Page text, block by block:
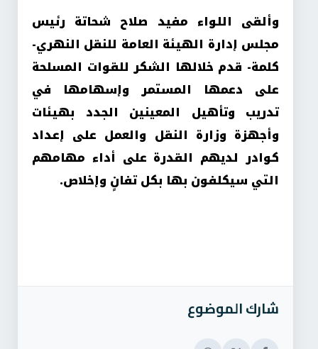
وألقى اللواء مفيد صلاح شحاتة رئيس
مجلس إدارة الهيئة العامة للنقل النهري-
كلمة- قدم خلالها الشكر للقوات المسلحة
على دعمها المستمر وإسهامها في
تدريب وتأهيل المعينين الجدد بهيئات
وأجهزة وزارة النقل والعمل على إعداد
كوادر لديهم القدرة على أداء مهامهم
التي سيكلفون بها بكل تفانٍ وإخلاص.
شارك الموضوع